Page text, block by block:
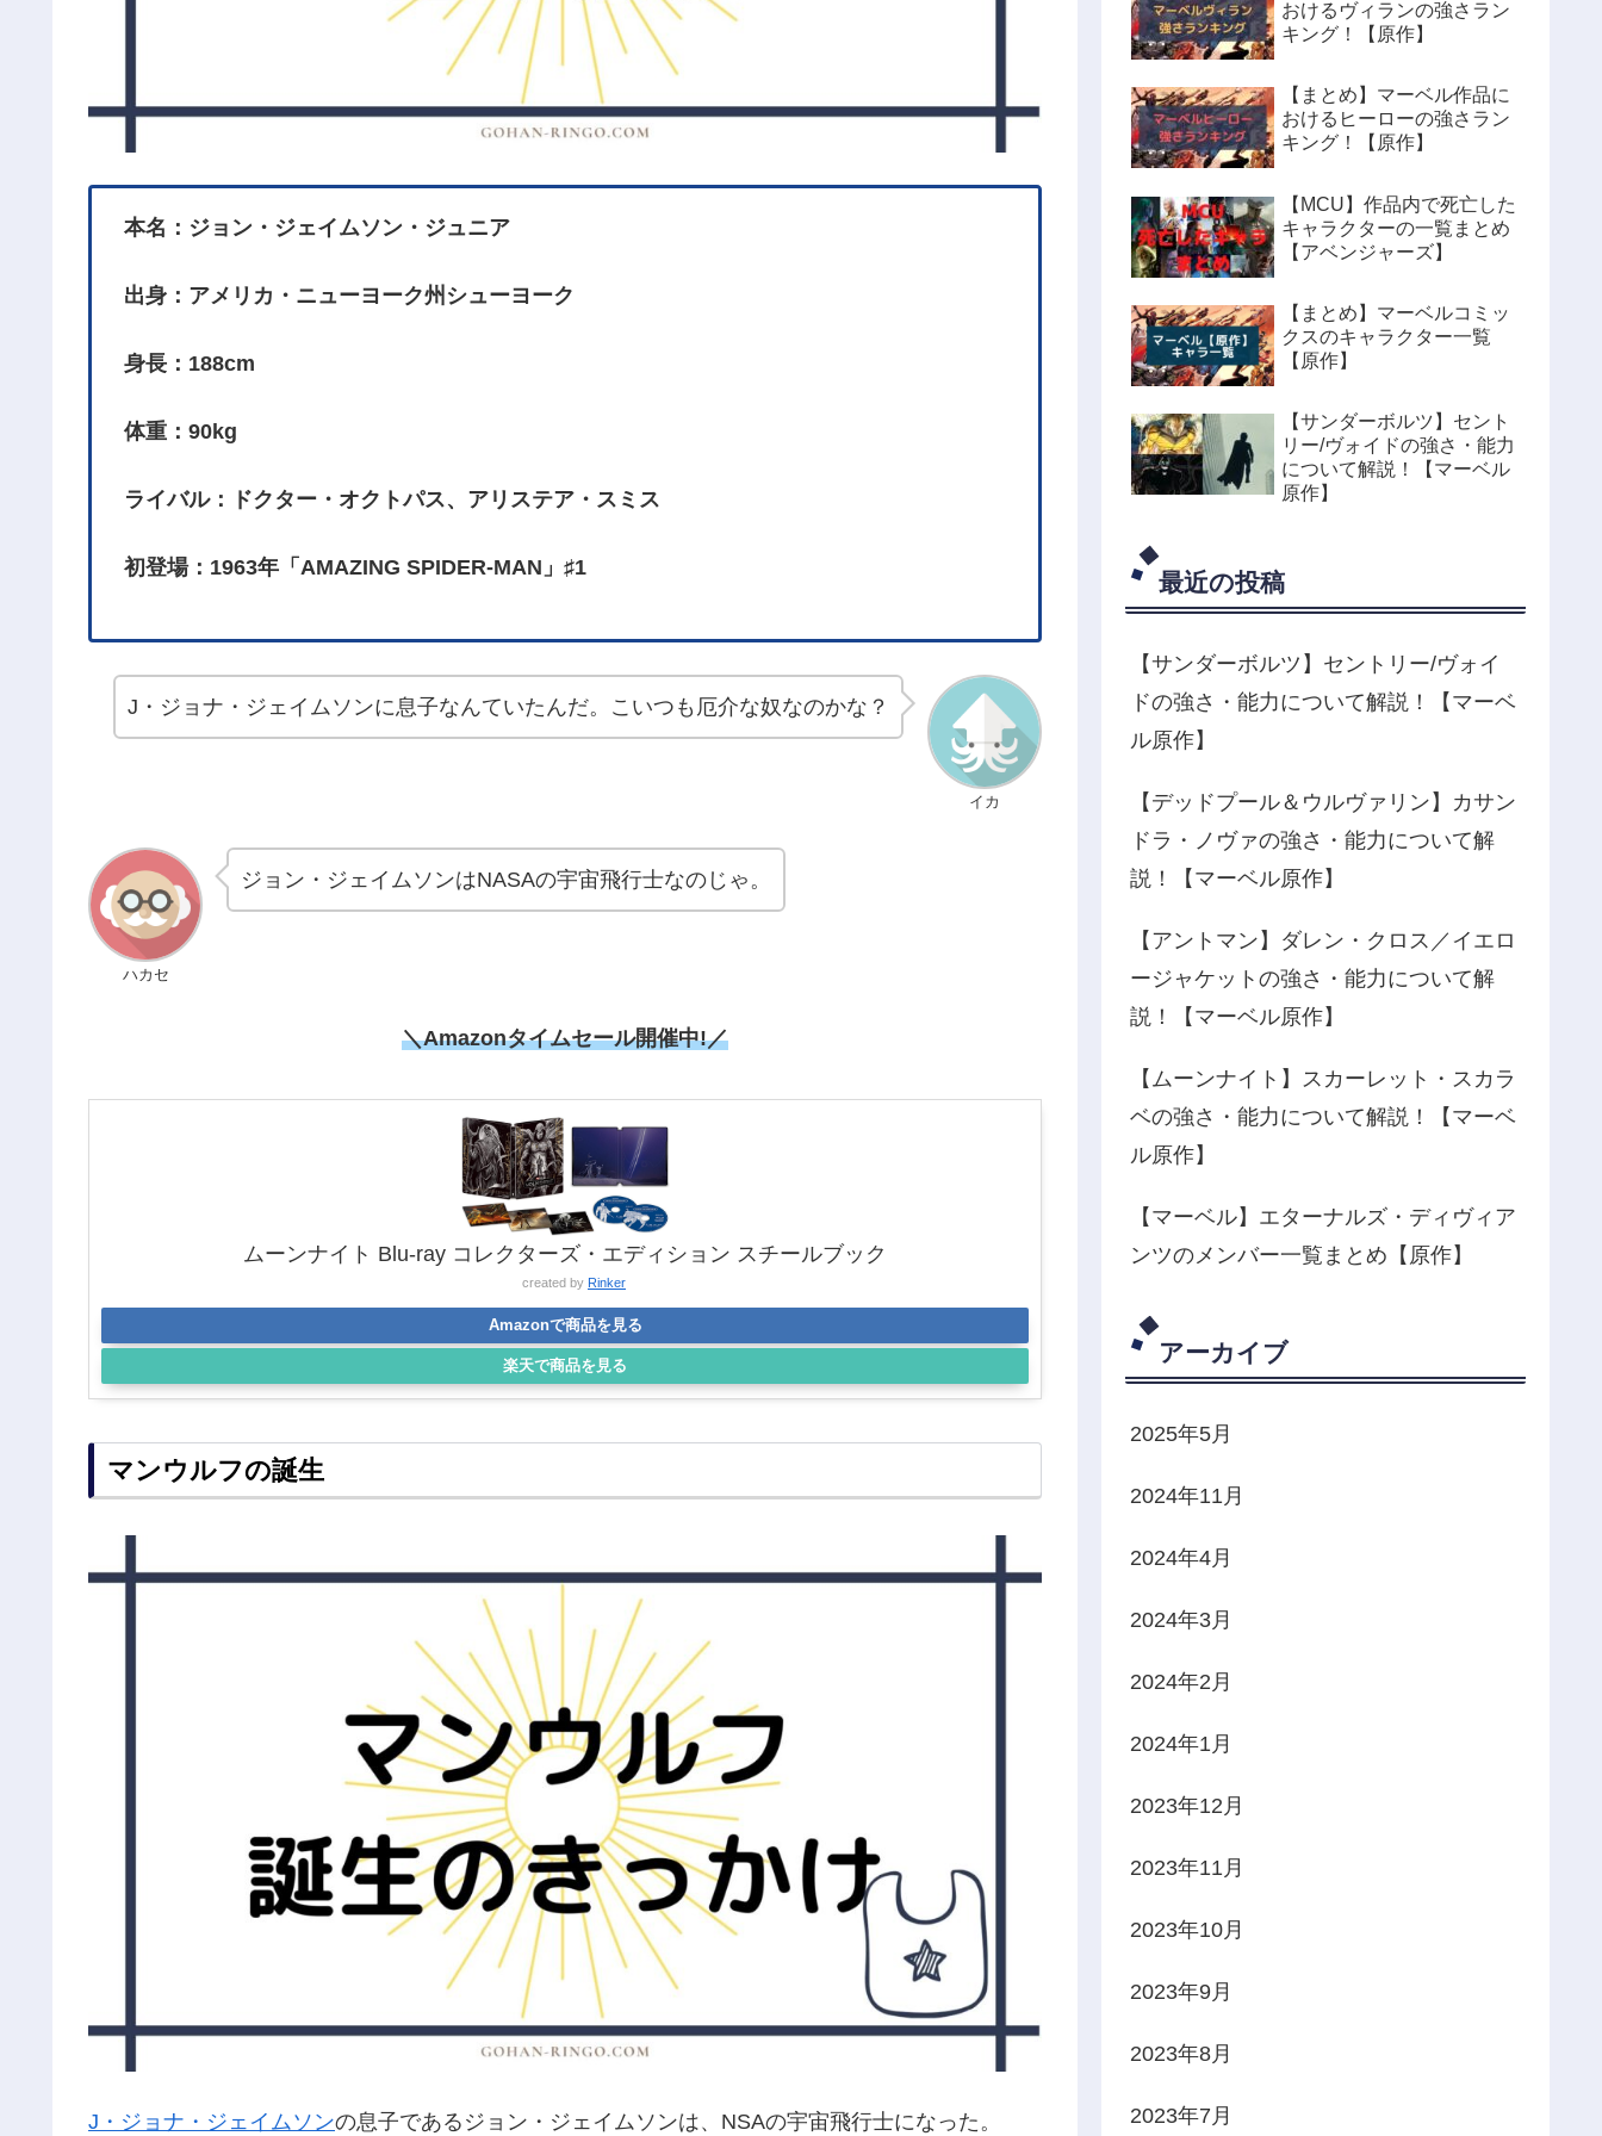
本名：ジョン・ジェイムソン・ジュニア
出身：アメリカ・ニューヨーク州シューヨーク
身長：188cm
体重：90kg
ライバル：ドクター・オクトパス、アリステア・スミス
初登場：1963年「AMAZING SPIDER-MAN」♯1
イカ
J・ジョナ・ジェイムソンに息子なんていたんだ。こいつも厄介な奴なのかな？
ハカセ
ジョン・ジェイムソンはNASAの宇宙飛行士なのじゃ。
＼Amazonタイムセール開催中!／
ムーンナイト Blu-ray コレクターズ・エディション スチールブック
created by Rinker
Amazonで商品を見る
楽天で商品を見る
マンウルフの誕生
J・ジョナ・ジェイムソンの息子であるジョン・ジェイムソンは、NSAの宇宙飛行士になった。
おけるヴィランの強さラン
キング！【原作】
【まとめ】マーベル作品に
おけるヒーローの強さラン
キング！【原作】
【MCU】作品内で死亡した
キャラクターの一覧まとめ
【アベンジャーズ】
【まとめ】マーベルコミッ
クスのキャラクター一覧
【原作】
【サンダーボルツ】セント
リー/ヴォイドの強さ・能力
について解説！【マーベル
原作】
最近の投稿
【サンダーボルツ】セントリー/ヴォイ
ドの強さ・能力について解説！【マーベ
ル原作】
【デッドプール＆ウルヴァリン】カサン
ドラ・ノヴァの強さ・能力について解
説！【マーベル原作】
【アントマン】ダレン・クロス／イエロ
ージャケットの強さ・能力について解
説！【マーベル原作】
【ムーンナイト】スカーレット・スカラ
ベの強さ・能力について解説！【マーベ
ル原作】
【マーベル】エターナルズ・ディヴィア
ンツのメンバー一覧まとめ【原作】
アーカイブ
2025年5月
2024年11月
2024年4月
2024年3月
2024年2月
2024年1月
2023年12月
2023年11月
2023年10月
2023年9月
2023年8月
2023年7月